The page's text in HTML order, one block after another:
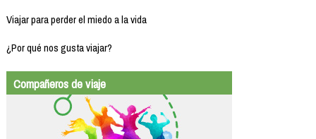
Viajar para perder el miedo a la vida
¿Por qué nos gusta viajar?
Compañeros de viaje